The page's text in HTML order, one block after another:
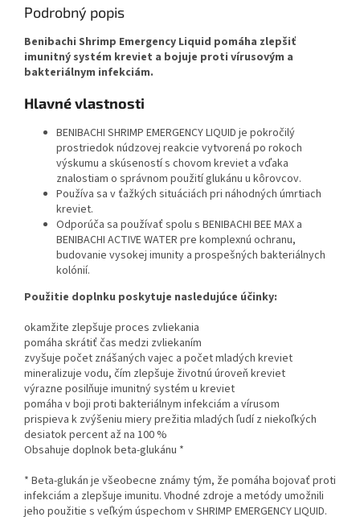
Podrobný popis
Benibachi Shrimp Emergency Liquid pomáha zlepšiť
imunitný systém kreviet a bojuje proti vírusovým a
bakteriálnym infekciám.
Hlavné vlastnosti
BENIBACHI SHRIMP EMERGENCY LIQUID je pokročilý
prostriedok núdzovej reakcie vytvorená po rokoch
výskumu a skúseností s chovom kreviet a vďaka
znalostiam o správnom použití glukánu u kôrovcov.
Používa sa v ťažkých situáciách pri náhodných úmrtiach
kreviet.
Odporúča sa používať spolu s BENIBACHI BEE MAX a
BENIBACHI ACTIVE WATER pre komplexnú ochranu,
budovanie vysokej imunity a prospešných bakteriálnych
kolónií.
Použitie doplnku poskytuje nasledujúce účinky:
okamžite zlepšuje proces zvliekania
pomáha skrátiť čas medzi zvliekaním
zvyšuje počet znášaných vajec a počet mladých kreviet
mineralizuje vodu, čím zlepšuje životnú úroveň kreviet
výrazne posilňuje imunitný systém u kreviet
pomáha v boji proti bakteriálnym infekciám a vírusom
prispieva k zvýšeniu miery prežitia mladých ľudí z niekoľkých
desiatok percent až na 100 %
Obsahuje doplnok beta-glukánu *
* Beta-glukán je všeobecne známy tým, že pomáha bojovať proti
infekciám a zlepšuje imunitu. Vhodné zdroje a metódy umožnili
jeho použitie s veľkým úspechom v SHRIMP EMERGENCY LIQUID.